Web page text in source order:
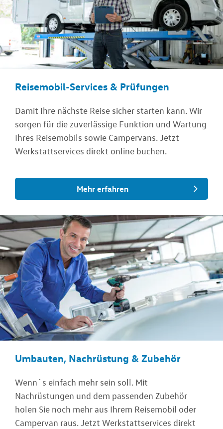
Reisemobil-Services & Prüfungen
Damit Ihre nächste Reise sicher starten kann. Wir
sorgen für die zuverlässige Funktion und Wartung
Ihres Reisemobils sowie Campervans. Jetzt
Werkstattservices direkt online buchen.
Mehr erfahren
Umbauten, Nachrüstung & Zubehör
Wenn´s einfach mehr sein soll. Mit
Nachrüstungen und dem passenden Zubehör
holen Sie noch mehr aus Ihrem Reisemobil oder
Campervan raus. Jetzt Werkstattservices direkt